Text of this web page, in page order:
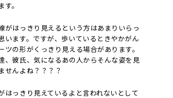
。
がはっきり見えるという方はあまりいらっ
います。ですが、歩いているときやかがん
ツの形がくっきり見える場合があります。
、彼氏、気になるあの人からそんな姿を見
せんよね？？？？
はっきり見えているよと言われないとして